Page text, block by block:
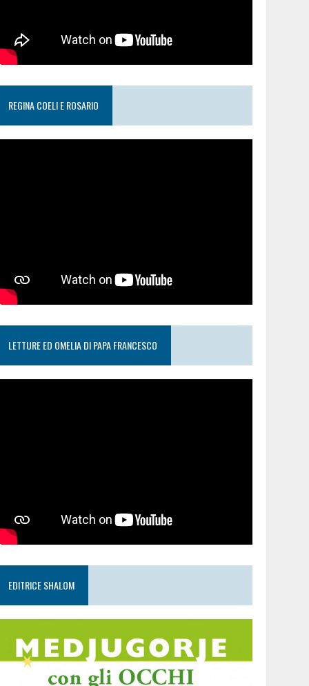
REGINA COELI E ROSARIO
LETTURE ED OMELIA DI PAPA FRANCESCO
EDITRICE SHALOM